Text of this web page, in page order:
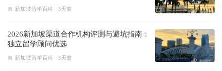
新加坡留学百科 3天前
2026新加坡渠道合作机构评测与避坑指南：
独立留学顾问优选
新加坡留学百科 3天前